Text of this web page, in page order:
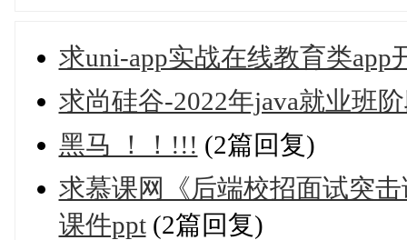
求uni-app实战在线教育类app
求尚硅谷-2022年java就业班
黑马 ！！!!! (2篇回复)
求慕课网《后端校招面试突
课件ppt(2篇回复)